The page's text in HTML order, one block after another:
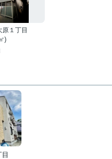
原１丁目
)